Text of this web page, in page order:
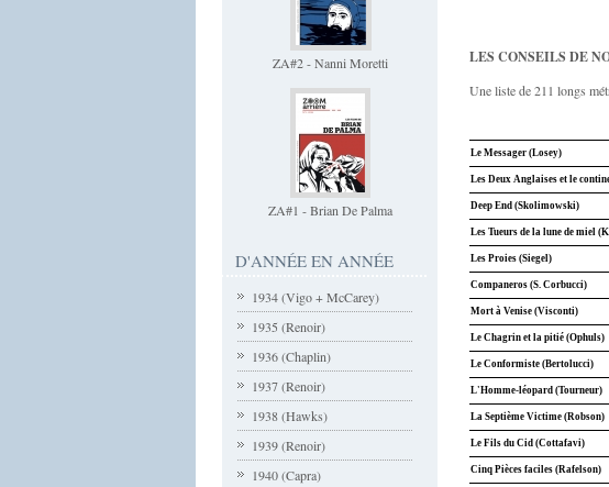
ZA#2 - Nanni Moretti
ZA#1 - Brian De Palma
D'ANNÉE EN ANNÉE
1934 (Vigo + McCarey)
1935 (Renoir)
1936 (Chaplin)
1937 (Renoir)
1938 (Hawks)
1939 (Renoir)
1940 (Capra)
LES CONSEILS DE
Une liste de 211 longs
Le Messager (Losey)
Les Deux Anglaises et le
Deep End (Skolimowski)
Les Tueurs de la lune de miel
Les Proies (Siegel)
Companeros (S. Corbucci)
Mort à Venise (Visconti)
Le Chagrin et la pitié (Ophuls)
Le Conformiste (Bertolucci)
L'Homme-léopard (Tourneur)
La Septième Victime (Robson)
Le Fils du Cid (Cottafavi)
Cinq Pièces faciles (Rafelson)